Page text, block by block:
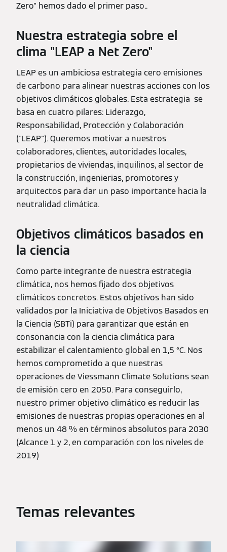
Zero" hemos dado el primer paso..
Nuestra estrategia sobre el
clima "LEAP a Net Zero"
LEAP es un ambiciosa estrategia cero emisiones
de carbono para alinear nuestras acciones con los
objetivos climáticos globales. Esta estrategia se
basa en cuatro pilares: Liderazgo,
Responsabilidad, Protección y Colaboración
("LEAP"). Queremos motivar a nuestros
colaboradores, clientes, autoridades locales,
propietarios de viviendas, inquilinos, al sector de
la construcción, ingenierias, promotores y
arquitectos para dar un paso importante hacia la
neutralidad climática.
Objetivos climáticos basados en
la ciencia
Como parte integrante de nuestra estrategia
climática, nos hemos fijado dos objetivos
climáticos concretos. Estos objetivos han sido
validados por la Iniciativa de Objetivos Basados en
la Ciencia (SBTi) para garantizar que están en
consonancia con la ciencia climática para
estabilizar el calentamiento global en 1,5 °C. Nos
hemos comprometido a que nuestras
operaciones de Viessmann Climate Solutions sean
de emisión cero en 2050. Para conseguirlo,
nuestro primer objetivo climático es reducir las
emisiones de nuestras propias operaciones en al
menos un 48 % en términos absolutos para 2030
(Alcance 1 y 2, en comparación con los niveles de
2019)
Temas relevantes